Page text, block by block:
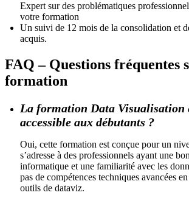
Expert sur des problématiques
votre formation
Un suivi de 12 mois de la consolidation et
acquis.
FAQ – Questions fréquentes
formation
La formation Data Visualisation
accessible aux débutants ?
Oui, cette formation est conçue pour un
s’adresse à des professionnels ayant une
informatique et une familiarité avec les
pas de compétences techniques avancées
outils de dataviz.